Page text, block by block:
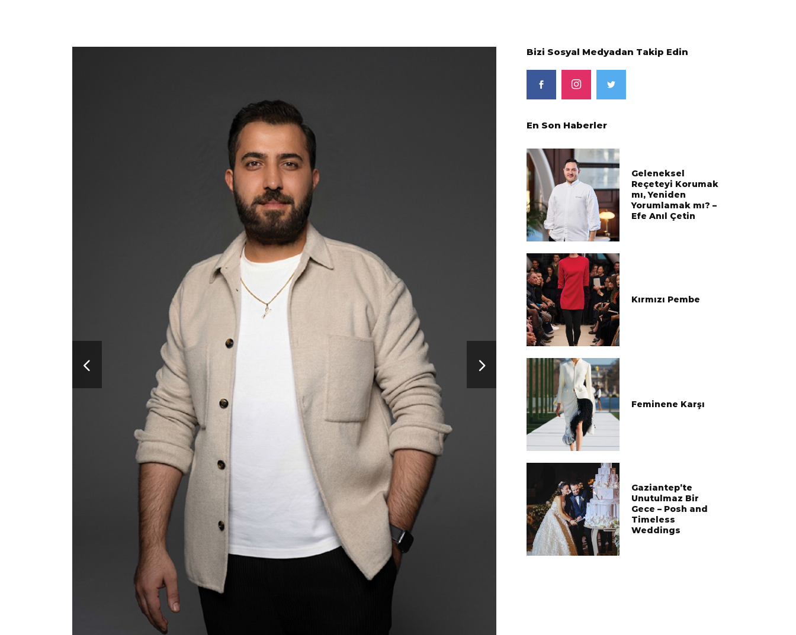
Bizi Sosyal Medyadan Takip Edin
En Son Haberler
Geleneksel
Reçeteyi Korumak
mı, Yeniden
Yorumlamak mı? –
Efe Anıl Çetin
Kırmızı Pembe
Feminene Karşı
Gaziantep’te
Unutulmaz Bir
Gece – Posh and
Timeless
Weddings